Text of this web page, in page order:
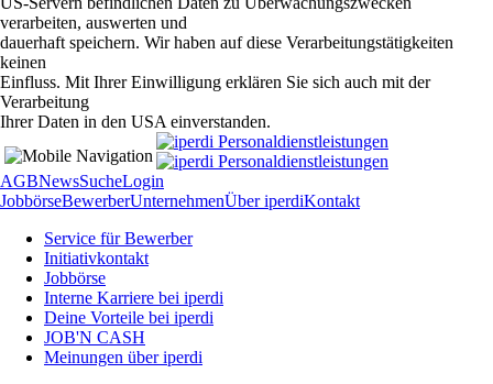
verarbeiten, auswerten und
dauerhaft speichern. Wir haben auf diese Verarbeitungstätigkeiten
keinen
Einfluss. Mit Ihrer Einwilligung erklären Sie sich auch mit der
Verarbeitung
Ihrer Daten in den USA einverstanden.
AGBNewsSucheLogin
JobbörseBewerberUnternehmenÜber iperdiKontakt
Service für Bewerber
Initiativkontakt
Jobbörse
Interne Karriere bei iperdi
Deine Vorteile bei iperdi
JOB'N CASH
Meinungen über iperdi